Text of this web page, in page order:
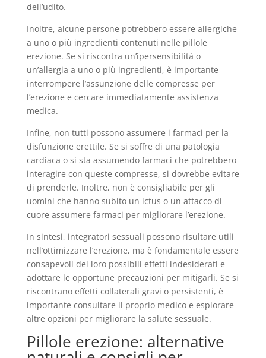
dell’udito.
Inoltre, alcune persone potrebbero essere allergiche
a uno o più ingredienti contenuti nelle pillole
erezione. Se si riscontra un’ipersensibilità o
un’allergia a uno o più ingredienti, è importante
interrompere l’assunzione delle compresse per
l’erezione e cercare immediatamente assistenza
medica.
Infine, non tutti possono assumere i farmaci per la
disfunzione erettile. Se si soffre di una patologia
cardiaca o si sta assumendo farmaci che potrebbero
interagire con queste compresse, si dovrebbe evitare
di prenderle. Inoltre, non è consigliabile per gli
uomini che hanno subito un ictus o un attacco di
cuore assumere farmaci per migliorare l’erezione.
In sintesi, integratori sessuali possono risultare utili
nell’ottimizzare l’erezione, ma è fondamentale essere
consapevoli dei loro possibili effetti indesiderati e
adottare le opportune precauzioni per mitigarli. Se si
riscontrano effetti collaterali gravi o persistenti, è
importante consultare il proprio medico e esplorare
altre opzioni per migliorare la salute sessuale.
Pillole erezione: alternative